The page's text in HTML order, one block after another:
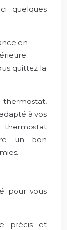
quelques
en
quittez la
thermostat,
à vos
un bon
pour vous
précis et